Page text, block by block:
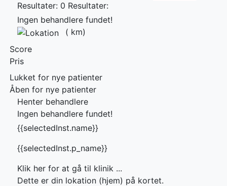
Resultater: 0 Resultater:
Ingen behandlere fundet!
( km)
Score
Pris
Lukket for nye patienter
Åben for nye patienter
Henter behandlere
Ingen behandlere fundet!
{{selectedInst.name}}
{{selectedInst.p_name}}
Klik her for at gå til klinik ...
Dette er din lokation (hjem) på kortet.